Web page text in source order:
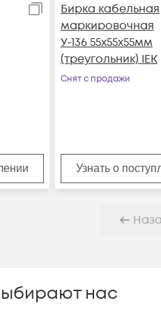
Бирка кабельная
маркировочная
У-136 55х55х55мм
(треугольник) IEK
Снят с продажи
Узнать о
нас